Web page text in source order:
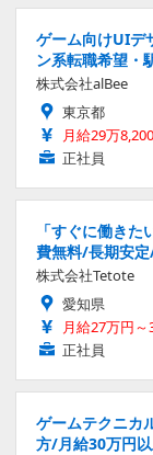
ゲーム向けUIデ
ン系転職希望・
株式会社alBee
東京都
月給29万
正社員
「すぐに働き
費無料/長期安
株式会社Tetote
愛知県
月給27万円～
正社員
ゲームテクニカ
方/月給30万円